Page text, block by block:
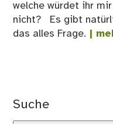
welche würdet ihr
nicht? Es gibt
das alles Frage. |
Suche